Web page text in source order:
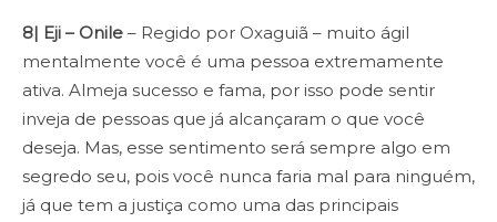
8| Eji – Onile – Regido por Oxaguiã – muito ágil
mentalmente você é uma pessoa extremamente
ativa. Almeja sucesso e fama, por isso pode sentir
inveja de pessoas que já alcançaram o que você
deseja. Mas, esse sentimento será sempre algo em
segredo seu, pois você nunca faria mal para ninguém,
já que tem a justiça como uma das principais